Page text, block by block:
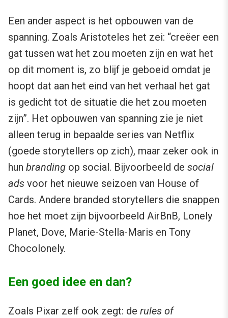
Een ander aspect is het opbouwen van de
spanning. Zoals Aristoteles het zei: “creëer een
gat tussen wat het zou moeten zijn en wat het
op dit moment is, zo blijf je geboeid omdat je
hoopt dat aan het eind van het verhaal het gat
is gedicht tot de situatie die het zou moeten
zijn”. Het opbouwen van spanning zie je niet
alleen terug in bepaalde series van Netflix
(goede storytellers op zich), maar zeker ook in
hun branding op social. Bijvoorbeeld de social
ads voor het nieuwe seizoen van House of
Cards. Andere branded storytellers die snappen
hoe het moet zijn bijvoorbeeld AirBnB, Lonely
Planet, Dove, Marie-Stella-Maris en Tony
Chocolonely.
Een goed idee en dan?
Zoals Pixar zelf ook zegt: de rules of